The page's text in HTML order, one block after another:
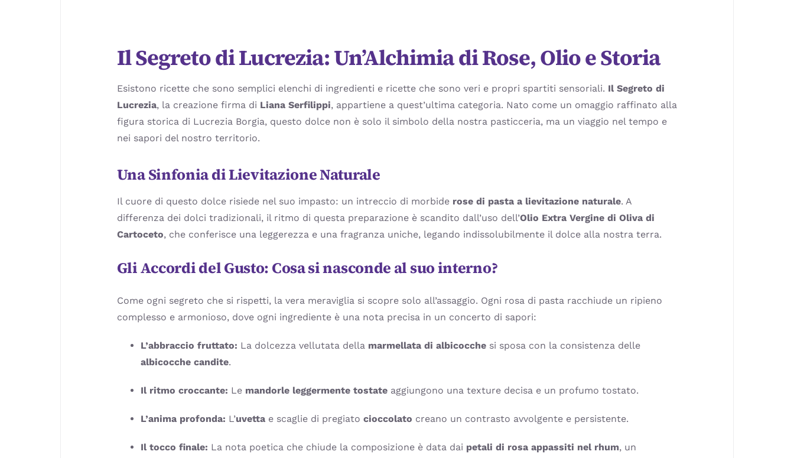
Il Segreto di Lucrezia: Un’Alchimia di Rose, Olio e Storia
Esistono ricette che sono semplici elenchi di ingredienti e ricette che sono veri e propri spartiti sensoriali. Il Segreto di
Lucrezia, la creazione firma di Liana Serfilippi, appartiene a quest’ultima categoria. Nato come un omaggio raffinato alla
figura storica di Lucrezia Borgia, questo dolce non è solo il simbolo della nostra pasticceria, ma un viaggio nel tempo e
nei sapori del nostro territorio.
Una Sinfonia di Lievitazione Naturale
Il cuore di questo dolce risiede nel suo impasto: un intreccio di morbide rose di pasta a lievitazione naturale. A
differenza dei dolci tradizionali, il ritmo di questa preparazione è scandito dall’uso dell’Olio Extra Vergine di Oliva di
Cartoceto, che conferisce una leggerezza e una fragranza uniche, legando indissolubilmente il dolce alla nostra terra.
Gli Accordi del Gusto: Cosa si nasconde al suo interno?
Come ogni segreto che si rispetti, la vera meraviglia si scopre solo all’assaggio. Ogni rosa di pasta racchiude un ripieno
complesso e armonioso, dove ogni ingrediente è una nota precisa in un concerto di sapori:
L’abbraccio fruttato: La dolcezza vellutata della marmellata di albicocchesi sposa con la consistenza delle
albicocche candite.
Il ritmo croccante: Le mandorle leggermente tostateaggiungono una texture decisa e un profumo tostato.
L’anima profonda: L’uvettae scaglie di pregiato cioccolato creano un contrasto avvolgente e persistente.
Il tocco finale: La nota poetica che chiude la composizione è data dai petali di rosa appassiti nel rhum, un